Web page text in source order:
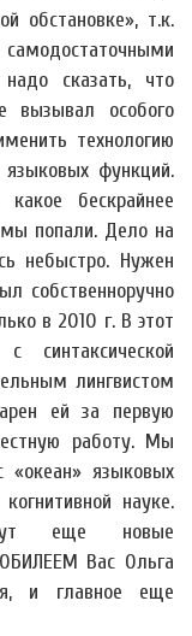
обстановке», т.к.
сказать, что
особого
технологию
языковых функций.
бескрайнее
попали. Дело на
небыстро. Нужен
собственноручно
в 2010 г. В этот
лингвистом
ей за первую
работу. Мы
языковых
науке.
еще новые
Вас Ольга
и главное еще